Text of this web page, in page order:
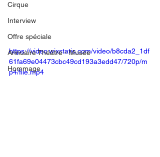
Cirque
Interview
Offre spéciale
Annuaire Théâtre - Musée
Hommage
https://video.wixstatic.com/video/b8cda2_1df
61fa69e04473cbc49cd193a3edd47/720p/m
p4/file.mp4